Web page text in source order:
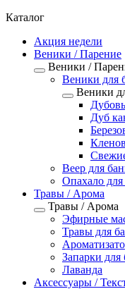
Каталог
Акция недели
Веники / Парение
Веники /
Веники для
Веники
Дуб
Веер для
Опахало для
Травы / Арома
Травы / Арома
Эфирные
Травы для
Запарки для
Лаванда
Аксессуары /